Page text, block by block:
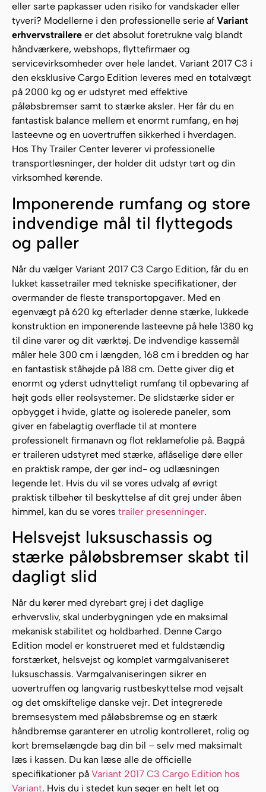
eller sarte papkasser uden risiko for vandskader eller
tyveri? Modellerne i den professionelle serie af Variant
erhvervstrailere er det absolut foretrukne valg blandt
håndværkere, webshops, flyttefirmaer og
servicevirksomheder over hele landet. Variant 2017 C3 i
den eksklusive Cargo Edition leveres med en totalvægt
på 2000 kg og er udstyret med effektive
påløbsbremser samt to stærke aksler. Her får du en
fantastisk balance mellem et enormt rumfang, en høj
lasteevne og en uovertruffen sikkerhed i hverdagen.
Hos Thy Trailer Center leverer vi professionelle
transportløsninger, der holder dit udstyr tørt og din
virksomhed kørende.
Imponerende rumfang og store
indvendige mål til flyttegods
og paller
Når du vælger Variant 2017 C3 Cargo Edition, får du en
lukket kassetrailer med tekniske specifikationer, der
overmander de fleste transportopgaver. Med en
egenvægt på 620 kg efterlader denne stærke, lukkede
konstruktion en imponerende lasteevne på hele 1380 kg
til dine varer og dit værktøj. De indvendige kassemål
måler hele 300 cm i længden, 168 cm i bredden og har
en fantastisk ståhøjde på 188 cm. Dette giver dig et
enormt og yderst udnytteligt rumfang til opbevaring af
højt gods eller reolsystemer. De slidstærke sider er
opbygget i hvide, glatte og isolerede paneler, som
giver en fabelagtig overflade til at montere
professionelt firmanavn og flot reklamefolie på. Bagpå
er traileren udstyret med stærke, aflåselige døre eller
en praktisk rampe, der gør ind- og udlæsningen
legende let. Hvis du vil se vores udvalg af øvrigt
praktisk tilbehør til beskyttelse af dit grej under åben
himmel, kan du se vores trailer presenninger.
Helsvejst luksuschassis og
stærke påløbsbremser skabt til
dagligt slid
Når du kører med dyrebart grej i det daglige
erhvervsliv, skal underbygningen yde en maksimal
mekanisk stabilitet og holdbarhed. Denne Cargo
Edition model er konstrueret med et fuldstændig
forstærket, helsvejst og komplet varmgalvaniseret
luksuschassis. Varmgalvaniseringen sikrer en
uovertruffen og langvarig rustbeskyttelse mod vejsalt
og det omskiftelige danske vejr. Det integrerede
bremsesystem med påløbsbremse og en stærk
håndbremse garanterer en utrolig kontrolleret, rolig og
kort bremselængde bag din bil – selv med maksimalt
læs i kassen. Du kan læse alle de officielle
specifikationer på Variant 2017 C3 Cargo Edition hos
Variant. Hvis du i stedet kun søger en helt let og